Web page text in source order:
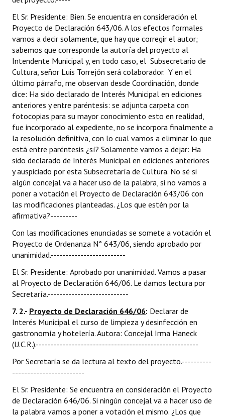
El Sr. Presidente: Bien. Se encuentra en consideración el
Proyecto de Declaración 643/06. A los efectos formales
vamos a decir solamente, que hay que corregir el autor;
sabemos que corresponde la autoría del proyecto al
Intendente Municipal y, en todo caso, el Subsecretario de
Cultura, señor Luis Torrejón será colaborador. Y en el
último párrafo, me observan desde Coordinación, donde
dice: Ha sido declarado de Interés Municipal en ediciones
anteriores y entre paréntesis: se adjunta carpeta con
fotocopias para su mayor conocimiento esto en realidad,
fue incorporado al expediente, no se incorpora finalmente a
la resolución definitiva, con lo cual vamos a eliminar lo que
está entre paréntesis ¿sí? Solamente vamos a dejar: Ha
sido declarado de Interés Municipal en ediciones anteriores
y auspiciado por esta Subsecretaría de Cultura. No sé si
algún concejal va a hacer uso de la palabra, si no vamos a
poner a votación el Proyecto de Declaración 643/06 con
las modificaciones planteadas. ¿Los que estén por la
afirmativa?---------
Con las modificaciones enunciadas se somete a votación el
Proyecto de Ordenanza N° 643/06, siendo aprobado por
unanimidad.-------------------------
El Sr. Presidente: Aprobado por unanimidad. Vamos a pasar
al Proyecto de Declaración 646/06. Le damos lectura por
Secretaría.---------------------------
7. 2.- Proyecto de Declaración 646/06: Declarar de
Interés Municipal el curso de limpieza y desinfección en
gastronomía y hotelería. Autora: Concejal Irma Haneck
(U.C.R.).------------------------------------------------------
Por Secretaría se da lectura al texto del proyecto.----------
------------------------
El Sr. Presidente: Se encuentra en consideración el Proyecto
de Declaración 646/06. Si ningún concejal va a hacer uso de
la palabra vamos a poner a votación el mismo. ¿Los que